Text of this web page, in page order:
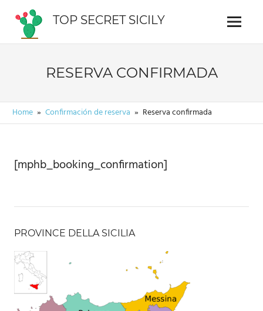
contenido
TOP SECRET SICILY
Guía
Menu
RESERVA CONFIRMADA
Home Confirmación de reserva Reserva confirmada
[mphb_booking_confirmation]
PROVINCE DELLA SICILIA